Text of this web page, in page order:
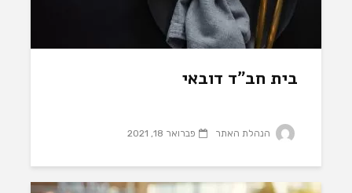
בית חב”ד דובאי
הנהלת האתר פברואר 18, 2021